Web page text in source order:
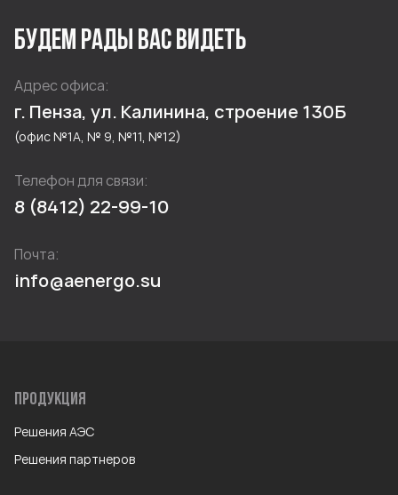
БУДЕМ РАДЫ ВАС ВИДЕТЬ
Адрес офиса:
г. Пенза, ул. Калинина, строение 130Б
(офис №1А, № 9, №11, №12)
Телефон для связи:
8 (8412) 22-99-10
Почта:
info@aenergo.su
ПРОДУКЦИЯ
Решения АЭС
Решения партнеров